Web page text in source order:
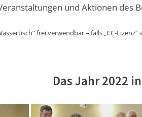
und Aktionen des
frei verwendbar – falls „CC-
Das Jahr 2022